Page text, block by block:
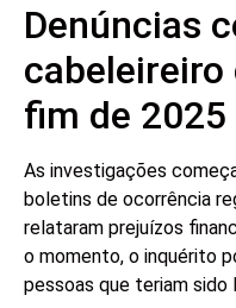
Denúncias
fim de 2025
As investigações
boletins de ocorrência
relataram prejuízos
o momento, o inquérito
pessoas que teriam sido